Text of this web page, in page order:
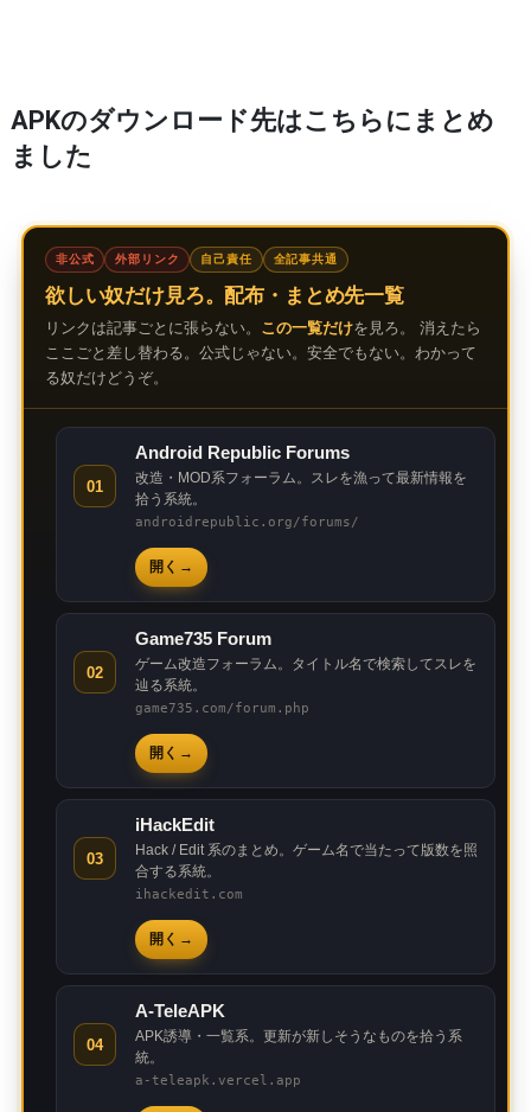
APKのダウンロード先はこちらにまとめ
ました
非公式 外部リンク 自己責任 全記事共通
欲しい奴だけ見ろ。配布・まとめ先一覧
リンクは記事ごとに張らない。 この一覧だけを見ろ。 消えたら
ここごと差し替わる。公式じゃない。安全でもない。わかって
る奴だけどうぞ。
01
Android Republic Forums
改造・MOD系フォーラム。スレを漁って最新情報を
拾う系統。
androidrepublic.org/forums/
開く
02
Game735 Forum
ゲーム改造フォーラム。タイトル名で検索してスレを
辿る系統。
game735.com/forum.php
開く
03
iHackEdit
Hack / Edit 系のまとめ。ゲーム名で当たって版数を照
合する系統。
ihackedit.com
開く
04
A-TeleAPK
APK誘導・一覧系。更新が新しそうなものを拾う系
統。
a-teleapk.vercel.app